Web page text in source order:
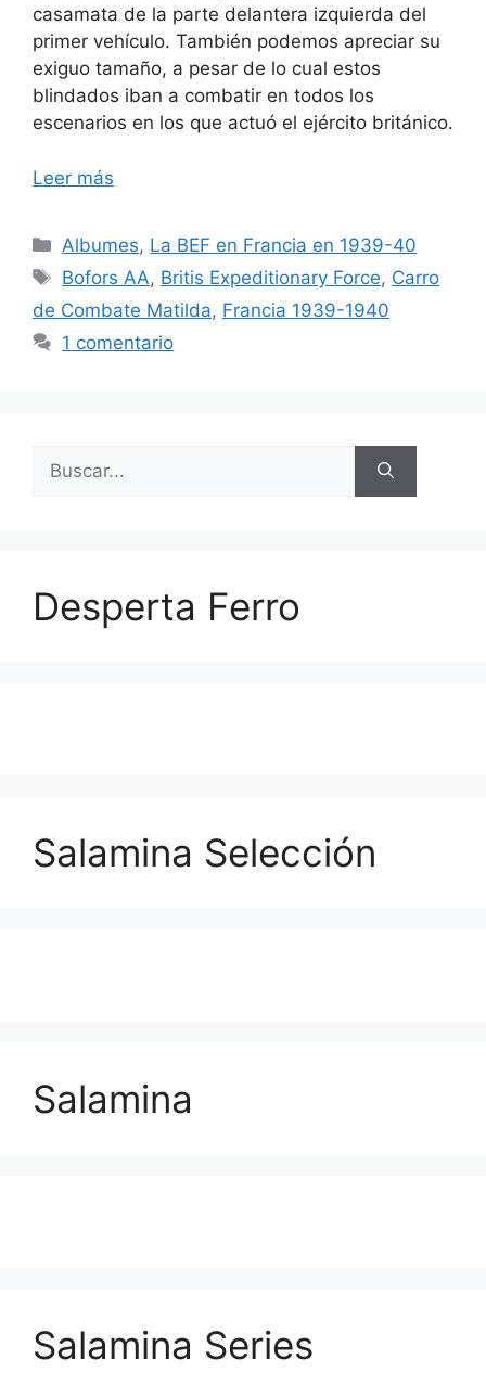
casamata de la parte delantera izquierda del
primer vehículo. También podemos apreciar su
exiguo tamaño, a pesar de lo cual estos
blindados iban a combatir en todos los
escenarios en los que actuó el ejército británico.
Leer más
Categorías
Albumes, La BEF en Francia en 1939-40
Etiquetas
Bofors AA, Britis Expeditionary Force, Carro
de Combate Matilda, Francia 1939-1940
1 comentario
Desperta Ferro
Salamina Selección
Salamina
Salamina Series